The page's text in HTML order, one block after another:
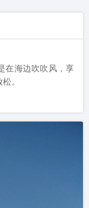
在海边吹吹风，享
。